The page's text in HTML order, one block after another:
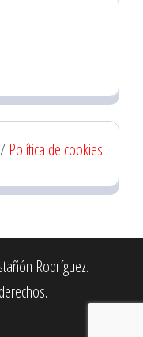
/ Política de cookies
Rodríguez.